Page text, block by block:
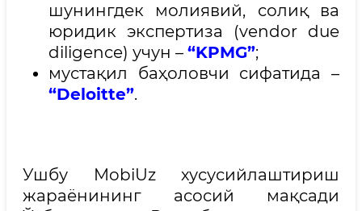
шунингдек молиявий, солиқ ва
юридик экспертиза (vendor due
diligence) учун – “KPMG”;
мустақил баҳоловчи сифатида –
“Deloitte”.
Ушбу MobiUz хусусийлаштириш
жараёнининг асосий мақсади